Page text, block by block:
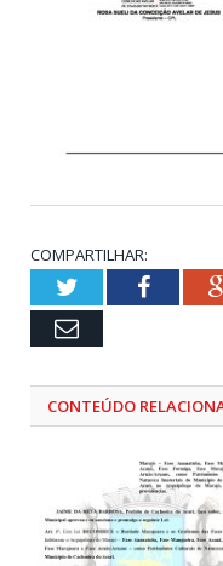
COMPARTILHAR:
Twitter
Email
CONTEÚDO